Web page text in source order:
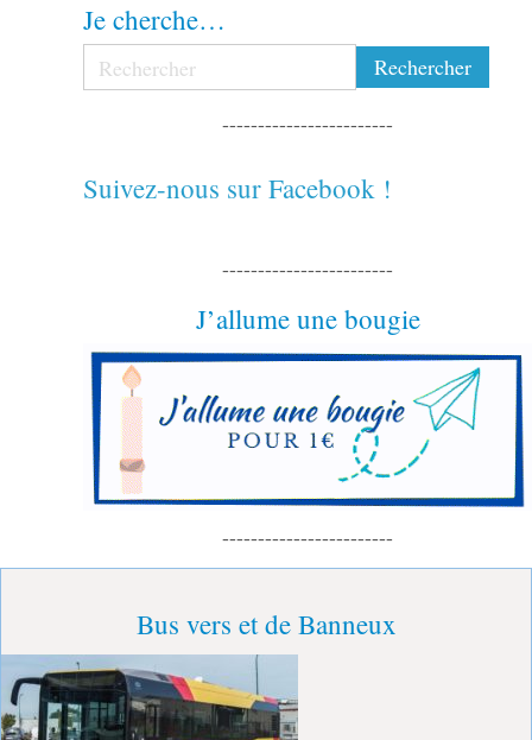
Je cherche…
------------------------
Suivez-nous sur Facebook !
------------------------
J’allume une bougie
------------------------
Bus vers et de Banneux